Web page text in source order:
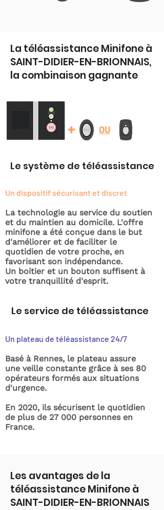
La téléassistance Minifone à
SAINT-DIDIER-EN-BRIONNAIS,
la combinaison gagnante
+ OU
Le système de téléassistance
Un dispositif sécurisant et discret
La technologie au service du soutien
et du maintien au domicile. L'offre
minifone a été conçue dans le but
d'améliorer et de faciliter le
quotidien de votre proche, en
favorisant son indépendance.
Un boitier et un bouton suffisent à
votre tranquillité d'esprit.
Le service de téléassistance
Un plateau de téléassistance 24/7
Basé à Rennes, le plateau assure
une veille constante grâce à ses 80
opérateurs formés aux situations
d'urgence.
En 2020, ils sécurisent le quotidien
de plus de 27 000 personnes en
France.
Les avantages de la
téléassistance Minifone à
SAINT-DIDIER-EN-BRIONNAIS